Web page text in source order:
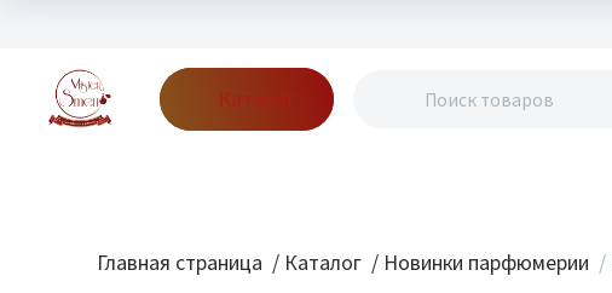
Каталог
Главная страница / Каталог / Новинки парфюмерии /